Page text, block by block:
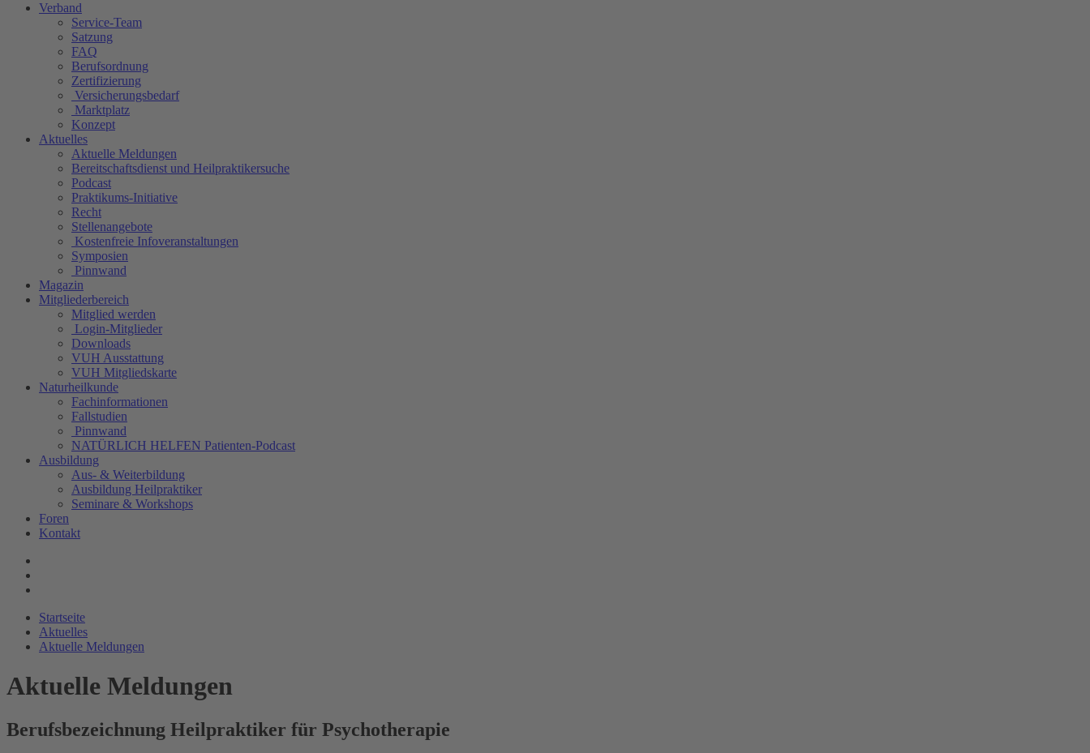
Verband
Service-Team
Satzung
FAQ
Berufsordnung
Zertifizierung
Versicherungsbedarf
Marktplatz
Konzept
Aktuelles
Aktuelle Meldungen
Bereitschaftsdienst und Heilpraktikersuche
Podcast
Praktikums-Initiative
Recht
Stellenangebote
Kostenfreie Infoveranstaltungen
Symposien
Pinnwand
Magazin
Mitgliederbereich
Mitglied werden
Login-Mitglieder
Downloads
VUH Ausstattung
VUH Mitgliedskarte
Naturheilkunde
Fachinformationen
Fallstudien
Pinnwand
NATÜRLICH HELFEN Patienten-Podcast
Ausbildung
Aus- & Weiterbildung
Ausbildung Heilpraktiker
Seminare & Workshops
Foren
Kontakt
Startseite
Aktuelles
Aktuelle Meldungen
Aktuelle Meldungen
Berufsbezeichnung Heilpraktiker für Psychotherapie